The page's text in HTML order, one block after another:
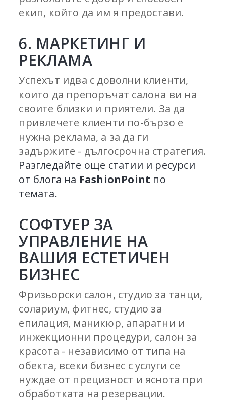
екип, който да им я предостави.
6. МАРКЕТИНГ И
РЕКЛАМА
Успехът идва с доволни клиенти,
които да препоръчат салона ви на
своите близки и приятели. За да
привлечете клиенти по-бързо е
нужна реклама, а за да ги
задържите - дългосрочна стратегия.
Разгледайте още статии и ресурси
от блога на FashionPoint по
темата.
СОФТУЕР ЗА
УПРАВЛЕНИЕ НА
ВАШИЯ ЕСТЕТИЧЕН
БИЗНЕС
Фризьорски салон, студио за танци,
солариум, фитнес, студио за
епилация, маникюр, апаратни и
инжекционни процедури, салон за
красота - независимо от типа на
обекта, всеки бизнес с услуги се
нуждае от прецизност и яснота при
обработката на резервации.